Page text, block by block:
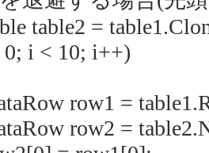
table2 =
i < 10; i++)
row1 =
row2 =